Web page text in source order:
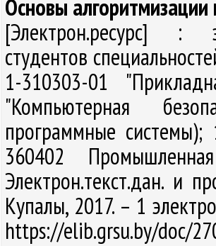
Основы
[Электрон.ресурс] :
студентов
1-310303-01
"Компьютерная
программные
360402
Электрон.текст.дан. и
Купалы, 2017. – 1
https://elib.grsu.by/doc/